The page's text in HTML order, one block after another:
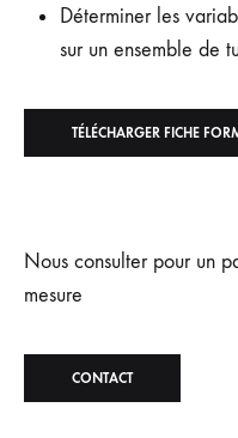
Déterminer les
sur un ensemble de
TÉLÉCHARGER FICHE
Nous consulter pour un
mesure
CONTACT